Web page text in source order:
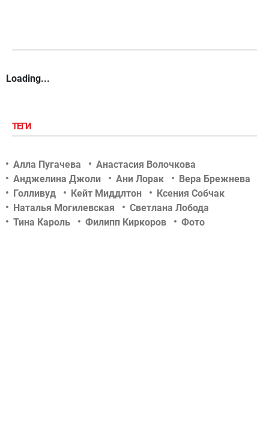
Loading...
ТЕГИ
Алла Пугачева
Анастасия Волочкова
Анджелина Джоли
Ани Лорак
Вера Брежнева
Голливуд
Кейт Миддлтон
Ксения Собчак
Наталья Могилевская
Светлана Лобода
Тина Кароль
Филипп Киркоров
Фото